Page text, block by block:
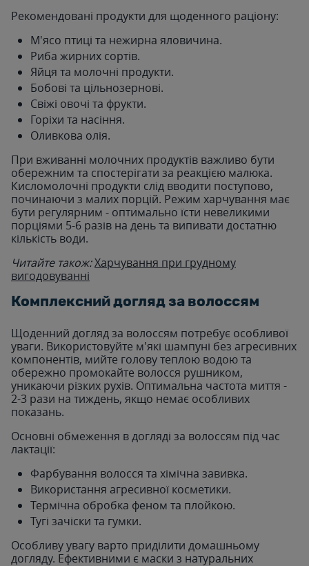
Рекомендовані продукти для щоденного раціону:
М'ясо птиці та нежирна яловичина.
Риба жирних сортів.
Яйця та молочні продукти.
Бобові та цільнозернові.
Свіжі овочі та фрукти.
Горіхи та насіння.
Оливкова олія.
При вживанні молочних продуктів важливо бути
обережним та спостерігати за реакцією малюка.
Кисломолочні продукти слід вводити поступово,
починаючи з малих порцій. Режим харчування має
бути регулярним - оптимально їсти невеликими
порціями 5-6 разів на день та випивати достатню
кількість води.
Читайте також:Харчування при грудному
вигодовуванні
Комплексний догляд за волоссям
Щоденний догляд за волоссям потребує особливої
уваги. Використовуйте м'які шампуні без агресивних
компонентів, мийте голову теплою водою та
обережно промокайте волосся рушником,
уникаючи різких рухів. Оптимальна частота миття -
2-3 рази на тиждень, якщо немає особливих
показань.
Основні обмеження в догляді за волоссям під час
лактації:
Фарбування волосся та хімічна завивка.
Використання агресивної косметики.
Термічна обробка феном та плойкою.
Тугі зачіски та гумки.
Особливу увагу варто приділити домашньому
догляду. Ефективними є маски з натуральних